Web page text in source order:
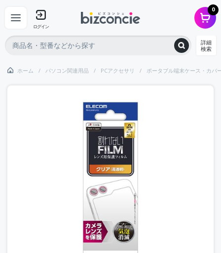
ログイン
0
詳細
検索
ホーム パソコン関連用品 PCアクセサリ ポータブル端末ケース・カバ